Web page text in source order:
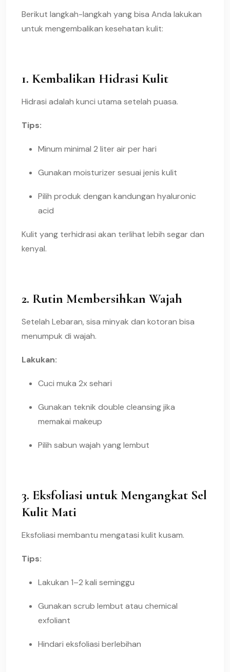
Berikut langkah-langkah yang bisa Anda lakukan
untuk mengembalikan kesehatan kulit:
1. Kembalikan Hidrasi Kulit
Hidrasi adalah kunci utama setelah puasa.
Tips:
Minum minimal 2 liter air per hari
Gunakan moisturizer sesuai jenis kulit
Pilih produk dengan kandungan hyaluronic
acid
Kulit yang terhidrasi akan terlihat lebih segar dan
kenyal.
2. Rutin Membersihkan Wajah
Setelah Lebaran, sisa minyak dan kotoran bisa
menumpuk di wajah.
Lakukan:
Cuci muka 2x sehari
Gunakan teknik double cleansing jika
memakai makeup
Pilih sabun wajah yang lembut
3. Eksfoliasi untuk Mengangkat Sel
Kulit Mati
Eksfoliasi membantu mengatasi kulit kusam.
Tips:
Lakukan 1–2 kali seminggu
Gunakan scrub lembut atau chemical
exfoliant
Hindari eksfoliasi berlebihan